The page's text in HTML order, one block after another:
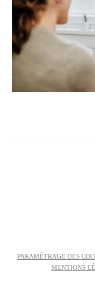
PARAMÉTRAGE DES
MENTIONS